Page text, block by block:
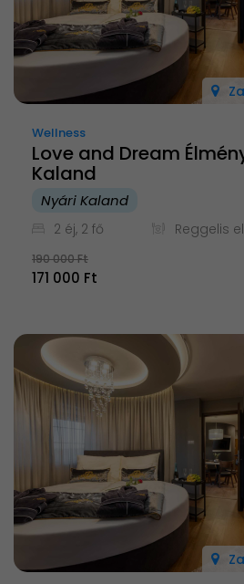
Wellness
Love and Dream
Kaland
Nyári Kaland
2 éj, 2 fő Reggelis
190 000 Ft
171 000 Ft